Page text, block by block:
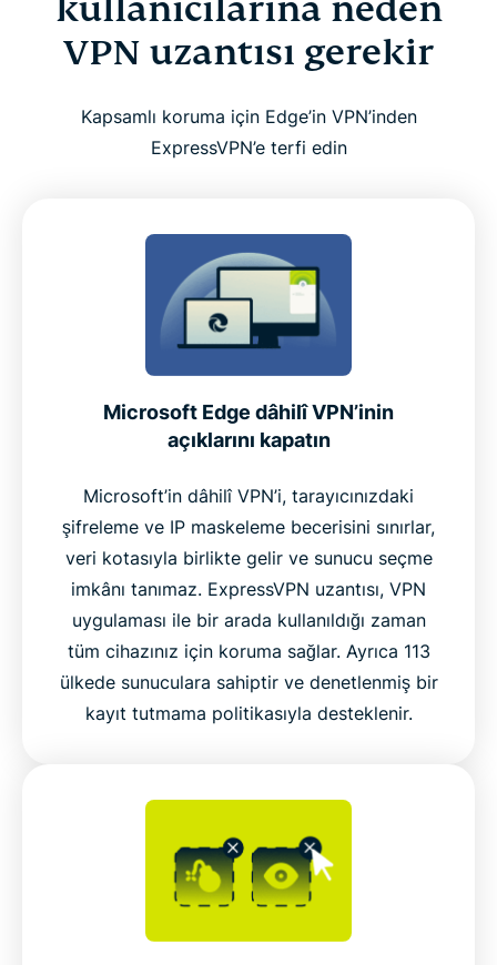
Microsoft Edge’de VPN nasıl kurulur
Edge’de ExpressVPN kullanmanın püf noktaları
Edge uzantısına eklenmiş premium özellikler
Sıkça sorulan sorular
ExpressVPN’i hemen Microsoft Edge’e ekleyin
ExpressVPN’in global sunucu ağına Edge’den
bağlanın
kullanıcılarına neden
VPN uzantısı gerekir
Kapsamlı koruma için Edge’in VPN’inden
ExpressVPN’e terfi edin
Microsoft Edge dâhilî VPN’inin
açıklarını kapatın
Microsoft’in dâhilî VPN’i, tarayıcınızdaki
şifreleme ve IP maskeleme becerisini sınırlar,
veri kotasıyla birlikte gelir ve sunucu seçme
imkânı tanımaz. ExpressVPN uzantısı, VPN
uygulaması ile bir arada kullanıldığı zaman
tüm cihazınız için koruma sağlar. Ayrıca 113
ülkede sunuculara sahiptir ve denetlenmiş bir
kayıt tutmama politikasıyla desteklenir.